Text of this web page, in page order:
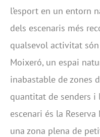
l’esport en un entorn
dels escenaris més
qualsevol activitat
Moixeró, un espai
inabastable de zones
quantitat de senders i
escenari és la
una zona plena de